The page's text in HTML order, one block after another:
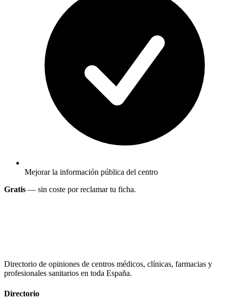
Mejorar la información pública del centro
Gratis — sin coste por reclamar tu ficha.
Directorio de opiniones de centros médicos, clínicas, farmacias y
profesionales sanitarios en toda España.
Directorio